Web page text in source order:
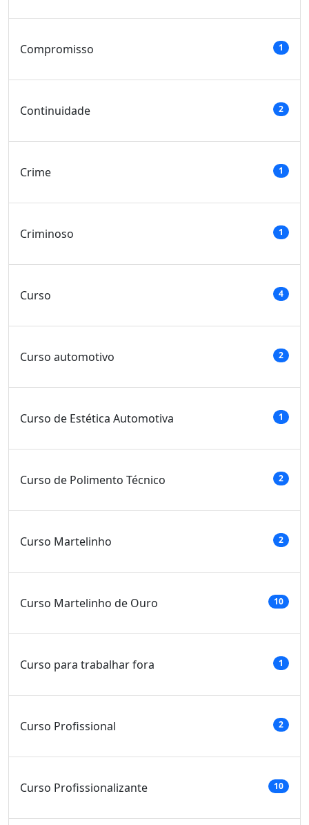
Compromisso 1
Continuidade 2
Crime 1
Criminoso 1
Curso 4
Curso automotivo 2
Curso de Estética Automotiva 1
Curso de Polimento Técnico 2
Curso Martelinho 2
Curso Martelinho de Ouro 10
Curso para trabalhar fora 1
Curso Profissional 2
Curso Profissionalizante 10